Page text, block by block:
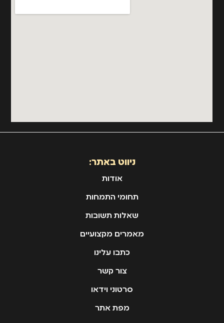
ניווט באתר:
אודות
תחומי התמחות
שאלות תשובות
מאמרים מקצועיים
כתבו עלינו
צור קשר
סרטוני וידאו
מפת אתר